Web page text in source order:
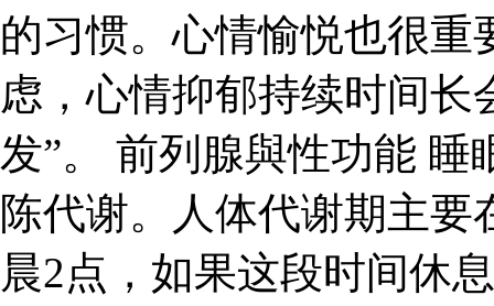
的习惯。心情愉悦也很
虑，心情抑郁持续时间长
发”。 前列腺與性功能
陈代谢。人体代谢期主
晨2点，如果这段时间休